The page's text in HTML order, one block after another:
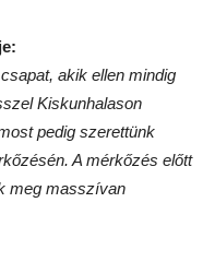
akik ellen mindig
Kiskunhalason
pedig szerettünk
A mérkőzés előtt
meg masszívan